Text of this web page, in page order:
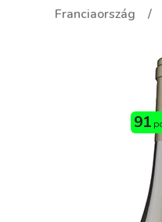
Franciaország
91